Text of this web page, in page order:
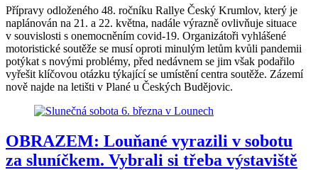
Přípravy odloženého 48. ročníku Rallye Český Krumlov, který je
naplánován na 21. a 22. května, nadále výrazně ovlivňuje situace
v souvislosti s onemocněním covid-19. Organizátoři vyhlášené
motoristické soutěže se musí oproti minulým letům kvůli pandemii
potýkat s novými problémy, před nedávnem se jim však podařilo
vyřešit klíčovou otázku týkající se umístění centra soutěže. Zázemí
nově najde na letišti v Plané u Českých Budějovic.
OBRAZEM: Louňané vyrazili v sobotu
za sluníčkem. Vybrali si třeba výstaviště